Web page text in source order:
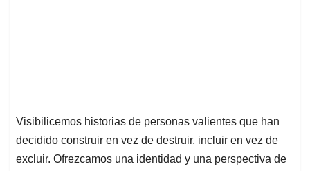
Visibilicemos historias de personas valientes que han
decidido construir en vez de destruir, incluir en vez de
excluir. Ofrezcamos una identidad y una perspectiva de